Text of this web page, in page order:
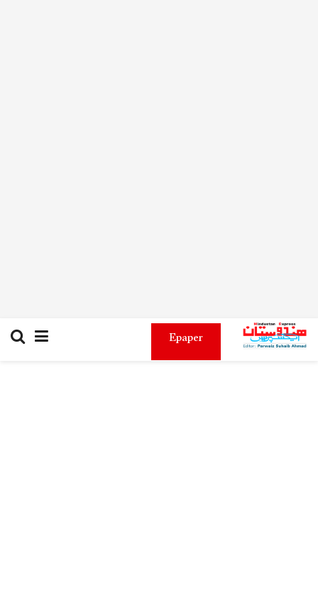
Epaper